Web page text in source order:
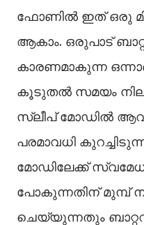
ഫോണിൽ ഇത് ഒരു
ആകാം. ഒരുപാട്
കാരണമാകുന്ന
കൂടുതൽ സമയം
സ്ലീപ് മോഡിൽ
പരമാവധി
മോഡിലേക്ക്
പോകുന്നതിന് മുമ്പ്
ചെയ്യുന്നതും